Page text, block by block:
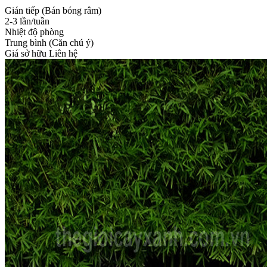
Gián tiếp (Bán bóng râm)
2-3 lần/tuần
Nhiệt độ phòng
Trung bình (Căn chú ý)
Giá sở hữu Liên hệ